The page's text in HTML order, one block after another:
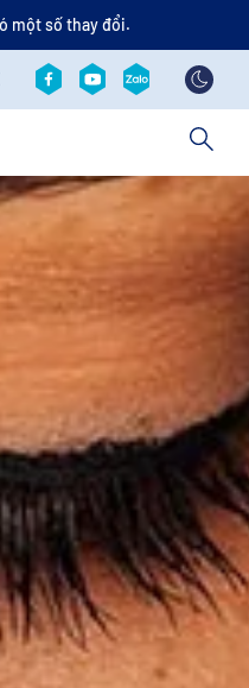
một số thay đổi.
revamp
Social revamp v2